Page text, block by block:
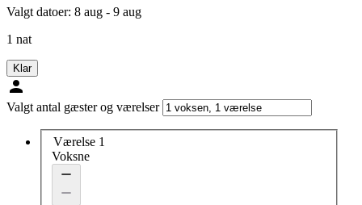
Valgt datoer: 8 aug - 9 aug
1 nat
Klar
Valgt antal gæster og værelser
Værelse 1
Voksne